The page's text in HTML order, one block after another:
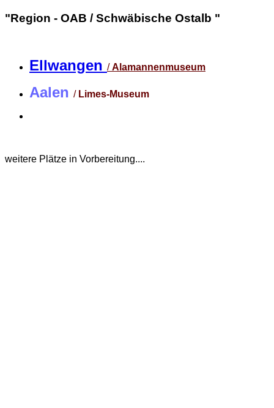
"Region - OAB / Schwäbische Ostalb "
Ellwangen /Alamannenmuseum
Aalen / Limes-Museum
weitere Plätze in Vorbereitung....